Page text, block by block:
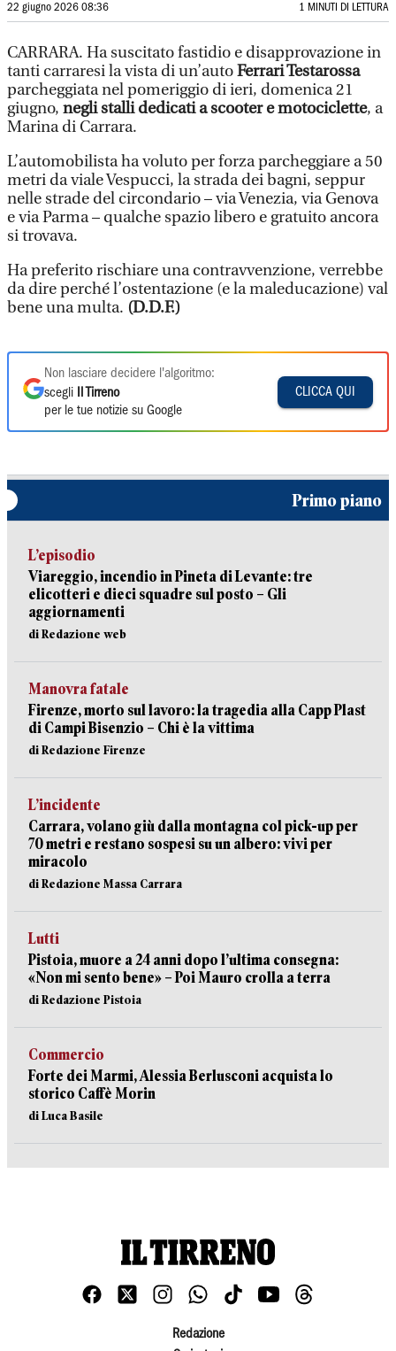
22 giugno 2026 08:36 1 MINUTI DI LETTURA
CARRARA. Ha suscitato fastidio e disapprovazione in
tanti carraresi la vista di un’autoFerrari Testarossa
parcheggiata nel pomeriggio di ieri, domenica 21
giugno, negli stalli dedicati a scooter e motociclette, a
Marina di Carrara.
L’automobilista ha voluto per forza parcheggiare a 50
metri da viale Vespucci, la strada dei bagni, seppur
nelle strade del circondario – via Venezia, via Genova
e via Parma – qualche spazio libero e gratuito ancora
si trovava.
Ha preferito rischiare una contravvenzione, verrebbe
da dire perché l’ostentazione (e la maleducazione) val
bene una multa. (D.D.F.)
Non lasciare decidere l'algoritmo:
scegli
Il Tirreno
per le tue notizie su Google
CLICCA QUI
Primo piano
L’episodio
Viareggio, incendio in Pineta di Levante: tre
elicotteri e dieci squadre sul posto – Gli
aggiornamenti
di Redazione web
Manovra fatale
Firenze, morto sul lavoro: la tragedia alla Capp Plast
di Campi Bisenzio – Chi è la vittima
di Redazione Firenze
L’incidente
Carrara, volano giù dalla montagna col pick-up per
70 metri e restano sospesi su un albero: vivi per
miracolo
di Redazione Massa Carrara
Lutti
Pistoia, muore a 24 anni dopo l’ultima consegna:
«Non mi sento bene» – Poi Mauro crolla a terra
di Redazione Pistoia
Commercio
Forte dei Marmi, Alessia Berlusconi acquista lo
storico Caffè Morin
di Luca Basile
Redazione